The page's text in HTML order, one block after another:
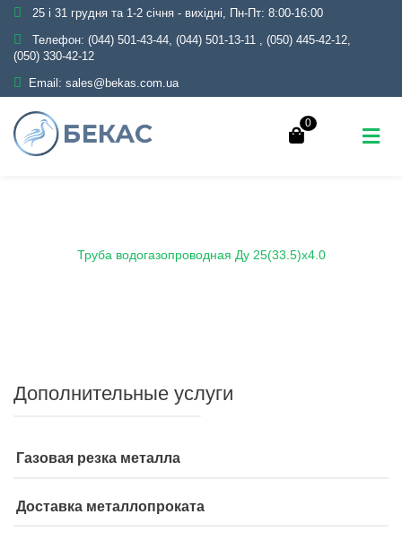
25 і 31 грудня та 1-2 січня - вихідні, Пн-Пт: 8:00-16:00
Телефон: (044) 501-43-44, (044) 501-13-11 , (050) 445-42-12,
(050) 330-42-12
Email: sales@bekas.com.ua
0
Труба водогазопроводная Ду 25(33.5)х4.0
Дополнительные услуги
Газовая резка металла
Доставка металлопроката